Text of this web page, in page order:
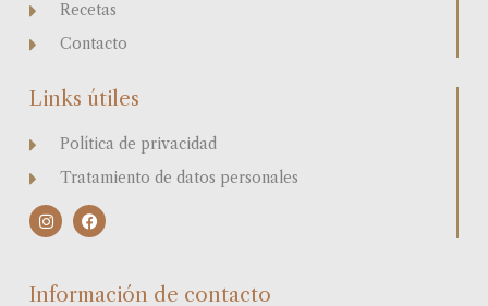
Recetas
Contacto
Links útiles
Política de privacidad
Tratamiento de datos personales
I
n
g
F
a
o
Información de contacto